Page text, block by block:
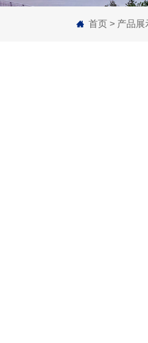
首页 > 产品展